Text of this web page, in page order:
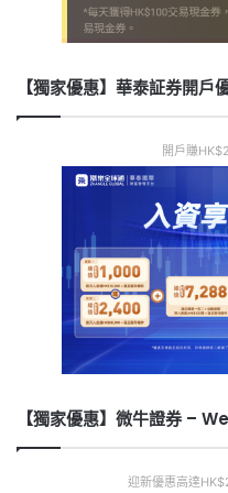
【獨家優惠】華泰証券開戶
開戶賺
【獨家優惠】微牛證券 –
迎新優惠高達